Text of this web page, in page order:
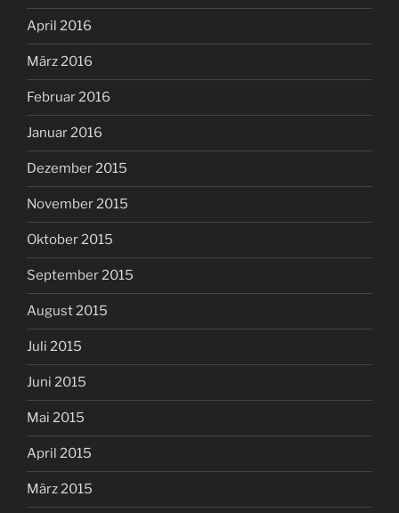
April 2016
März 2016
Februar 2016
Januar 2016
Dezember 2015
November 2015
Oktober 2015
September 2015
August 2015
Juli 2015
Juni 2015
Mai 2015
April 2015
März 2015